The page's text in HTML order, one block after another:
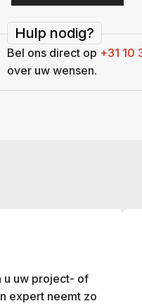
Hulp nodig?
Bel ons direct op +31 10
over uw wensen.
u uw project- of
expert neemt zo